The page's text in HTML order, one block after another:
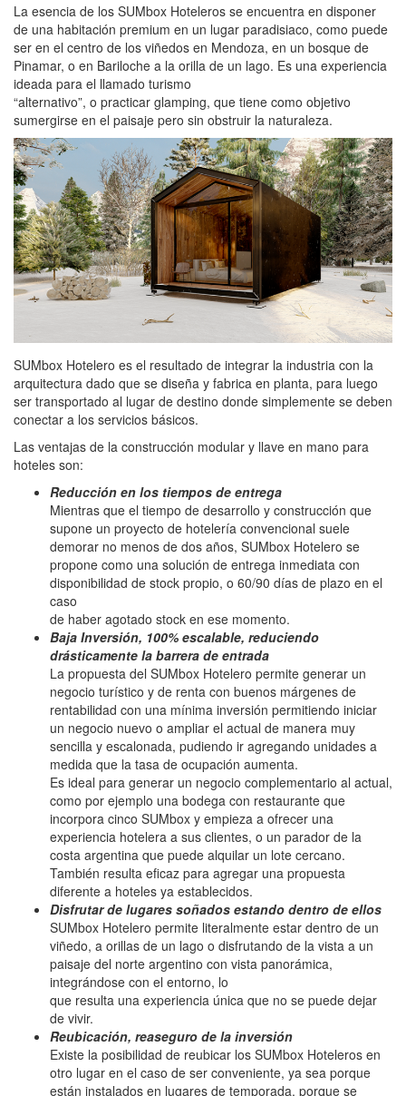
La esencia de los SUMbox Hoteleros se encuentra en disponer
de una habitación premium en un lugar paradisiaco, como puede
ser en el centro de los viñedos en Mendoza, en un bosque de
Pinamar, o en Bariloche a la orilla de un lago. Es una experiencia
ideada para el llamado turismo
“alternativo”, o practicar glamping, que tiene como objetivo
sumergirse en el paisaje pero sin obstruir la naturaleza.
SUMbox Hotelero es el resultado de integrar la industria con la
arquitectura dado que se diseña y fabrica en planta, para luego
ser transportado al lugar de destino donde simplemente se deben
conectar a los servicios básicos.
Las ventajas de la construcción modular y llave en mano para
hoteles son:
Reducción en los tiempos de entrega
Mientras que el tiempo de desarrollo y construcción que
supone un proyecto de hotelería convencional suele
demorar no menos de dos años, SUMbox Hotelero se
propone como una solución de entrega inmediata con
disponibilidad de stock propio, o 60/90 días de plazo en el
caso
de haber agotado stock en ese momento.
Baja Inversión, 100% escalable, reduciendo
drásticamente la barrera de entrada
La propuesta del SUMbox Hotelero permite generar un
negocio turístico y de renta con buenos márgenes de
rentabilidad con una mínima inversión permitiendo iniciar
un negocio nuevo o ampliar el actual de manera muy
sencilla y escalonada, pudiendo ir agregando unidades a
medida que la tasa de ocupación aumenta.
Es ideal para generar un negocio complementario al actual,
como por ejemplo una bodega con restaurante que
incorpora cinco SUMbox y empieza a ofrecer una
experiencia hotelera a sus clientes, o un parador de la
costa argentina que puede alquilar un lote cercano.
También resulta eficaz para agregar una propuesta
diferente a hoteles ya establecidos.
Disfrutar de lugares soñados estando dentro de ellos
SUMbox Hotelero permite literalmente estar dentro de un
viñedo, a orillas de un lago o disfrutando de la vista a un
paisaje del norte argentino con vista panorámica,
integrándose con el entorno, lo
que resulta una experiencia única que no se puede dejar
de vivir.
Reubicación, reaseguro de la inversión
Existe la posibilidad de reubicar los SUMbox Hoteleros en
otro lugar en el caso de ser conveniente, ya sea porque
están instalados en lugares de temporada, porque se